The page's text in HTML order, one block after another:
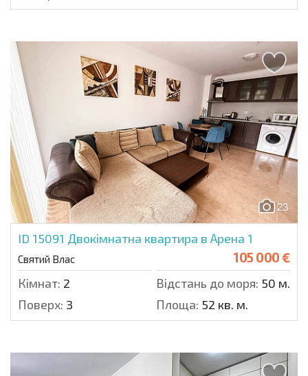
23
ID 15091 Двокімнатна квартира в Арена 1
Святий Влас 105 000 €
Кімнат: 2 Відстань до моря: 50 м.
Поверх: 3 Площа: 52 кв. м.